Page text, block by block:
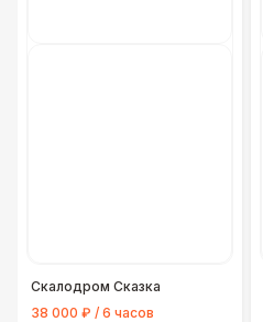
Скалодром Сказка
38 000 ₽ / 6 часов